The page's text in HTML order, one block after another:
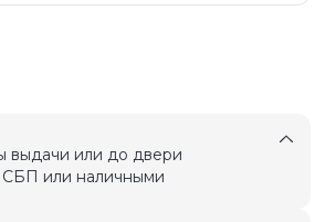
выдачи или до двери
или наличными